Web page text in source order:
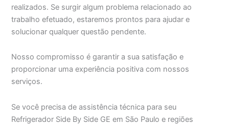
realizados. Se surgir algum problema relacionado ao
trabalho efetuado, estaremos prontos para ajudar e
solucionar qualquer questão pendente.
Nosso compromisso é garantir a sua satisfação e
proporcionar uma experiência positiva com nossos
serviços.
Se você precisa de assistência técnica para seu
Refrigerador Side By Side GE em São Paulo e regiões